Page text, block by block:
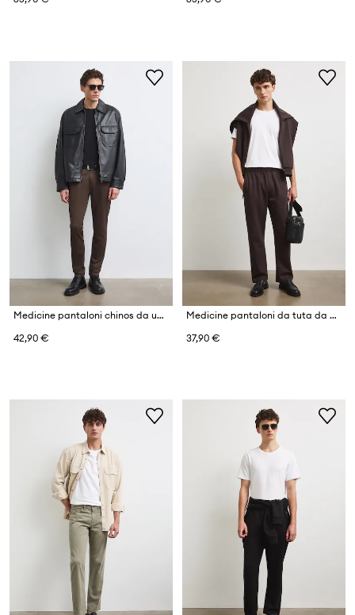
Medicine pantaloni chinos da uomo in cotone con elastan
42,90 €
Medicine pantaloni da tuta da uomo con cotone
37,90 €